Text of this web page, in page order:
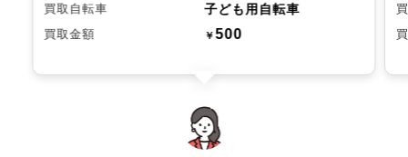
買取自転車 子ども用自転車
買取金額 ￥500
chevron_left chevron_right